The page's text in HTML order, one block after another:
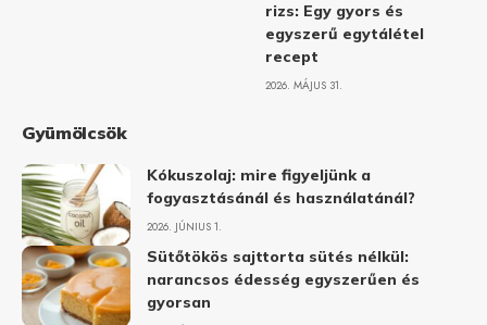
rizs: Egy gyors és
egyszerű egytálétel
recept
2026. MÁJUS 31.
Gyümölcsök
Kókuszolaj: mire figyeljünk a
fogyasztásánál és használatánál?
2026. JÚNIUS 1.
Sütőtökös sajttorta sütés nélkül:
narancsos édesség egyszerűen és
gyorsan